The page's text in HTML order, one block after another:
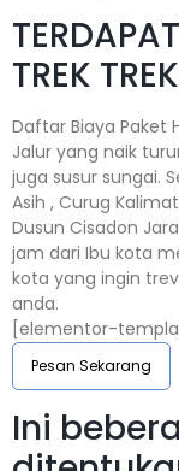
TREK
Daftar Biaya Paket
Jalur yang naik
juga susur sungai.
Asih , Curug
Dusun Cisadon
jam dari Ibu kota
kota yang ingin
anda.
[elementor-
Pesan Sekarang
Ini